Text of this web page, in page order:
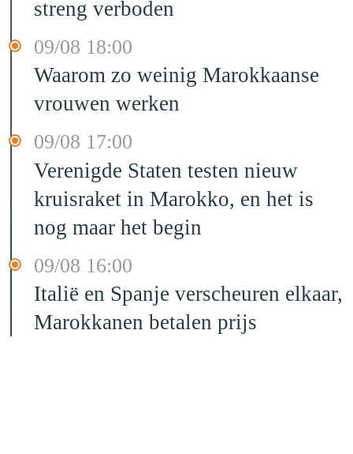
streng verboden
09/08 18:00
Waarom zo weinig Marokkaanse
vrouwen werken
09/08 17:00
Verenigde Staten testen nieuw
kruisraket in Marokko, en het is
nog maar het begin
09/08 16:00
Italië en Spanje verscheuren elkaar,
Marokkanen betalen prijs